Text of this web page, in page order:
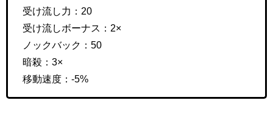
受け流し力：20
受け流しボーナス：2×
ノックバック：50
暗殺：3×
移動速度：-5%